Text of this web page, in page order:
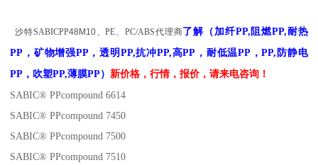
沙特SABICPP48M10、PE、PC/ABS代理商了解 （ 加纤PP,阻燃PP,耐热
PP，矿物增强PP，透明PP,抗冲PP,高PP，耐低温PP，PP,防静电
PP，吹塑PP,薄膜PP） 新价格，行情，报价，请来电咨询！
SABIC® PPcompound 6614
SABIC® PPcompound 7450
SABIC® PPcompound 7500
SABIC® PPcompound 7510